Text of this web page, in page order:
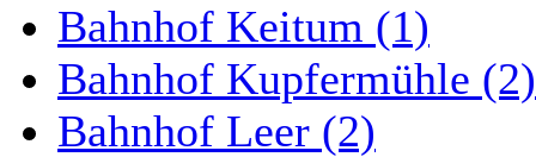
Bahnhof Keitum (1)
Bahnhof Kupfermühle (2)
Bahnhof Leer (2)